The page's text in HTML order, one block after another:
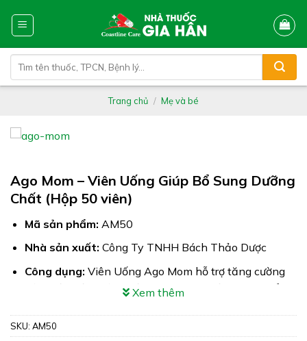
kiếm:
Trang chủ / Mẹ và bé
Ago Mom – Viên Uống Giúp Bổ Sung Dưỡng
Chất (Hộp 50 viên)
Mã sản phẩm: AM50
Nhà sản xuất: Công Ty TNHH Bách Thảo Dược
Công dụng: Viên Uống Ago Mom hỗ trợ tăng cường
sức khỏe, cải thiện khả năng thụ thai ở phụ nữ tuổi
Xuất xứ:
Xem thêm
SKU: AM50